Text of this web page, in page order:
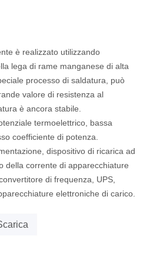
è realizzato utilizzando
lega di rame manganese di alta
processo di saldatura, può
valore di resistenza al
è ancora stabile.
termoelettrico, bassa
coefficiente di potenza.
dispositivo di ricarica ad
della corrente di apparecchiature
di frequenza, UPS,
elettroniche di carico.